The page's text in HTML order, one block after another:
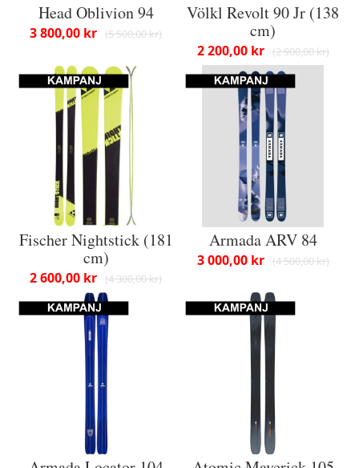
Head Oblivion 94
5 500,00 kr
3 800,00 kr
Völkl Revolt 90 Jr (138
cm)
2 900,00 kr
2 200,00 kr
Fischer Nightstick (181
cm)
4 300,00 kr
2 600,00 kr
Armada ARV 84
4 500,00 kr
3 000,00 kr